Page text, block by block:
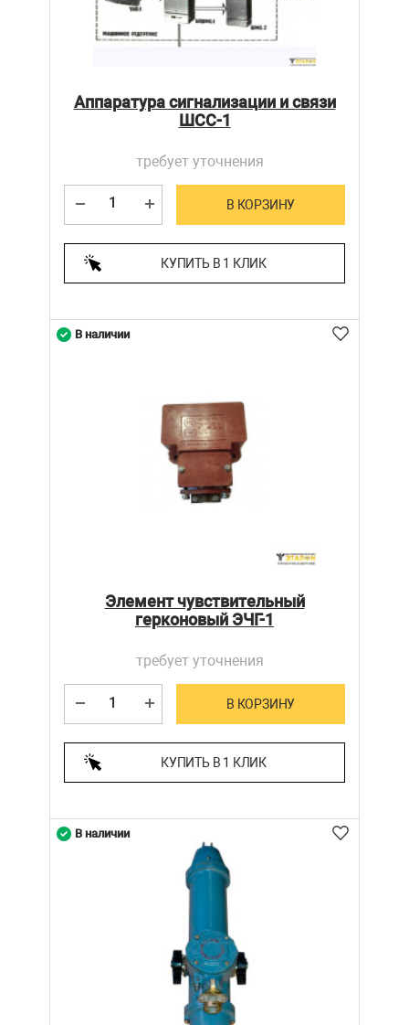
Аппаратура сигнализации и связи
ШСС-1
требует уточнения
В КОРЗИНУ
КУПИТЬ В 1 КЛИК
Элемент чувствительный
герконовый ЭЧГ-1
требует уточнения
В КОРЗИНУ
КУПИТЬ В 1 КЛИК
В наличии
В наличии